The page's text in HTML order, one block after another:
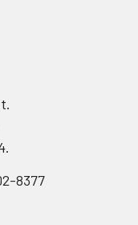
8377